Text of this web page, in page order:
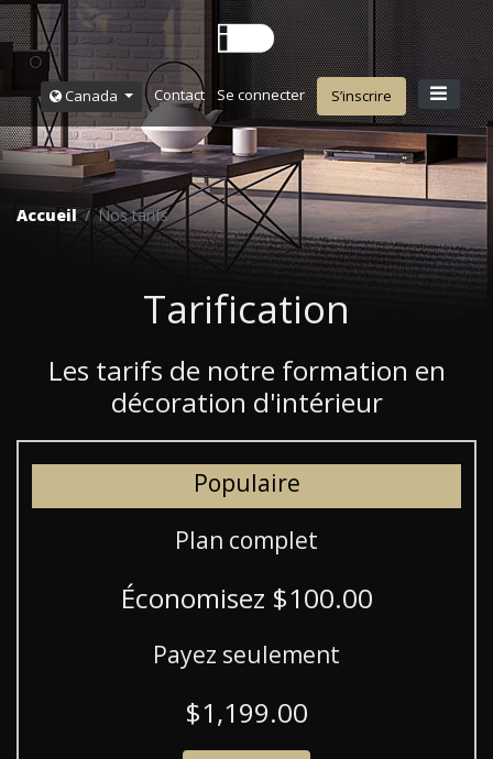
Canada Contact Se connecter S’inscrire
Accueil Nos tarifs
Tarification
Les tarifs de notre formation en
décoration d'intérieur
Populaire
Plan complet
Économisez $100.00
Payez seulement
$1,199.00